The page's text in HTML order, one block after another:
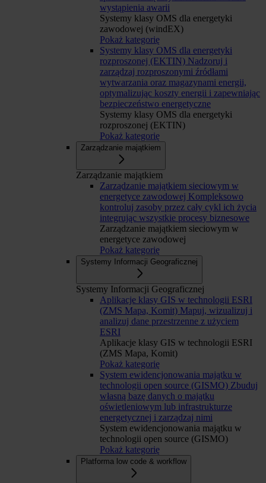
wystąpienia awarii
Systemy klasy OMS dla energetyki
zawodowej (windEX)
Pokaż kategorię
Systemy klasy OMS dla energetyki
rozproszonej (EKTIN) Nadzoruj i
zarządzaj rozproszonymi źródłami
wytwarzania oraz magazynami energii,
optymalizując koszty energii i zapewniając
bezpieczeństwo energetyczne
Systemy klasy OMS dla energetyki
rozproszonej (EKTIN)
Pokaż kategorię
Zarządzanie majątkiem
Zarządzanie majątkiem
Zarządzanie majątkiem sieciowym w
energetyce zawodowej Kompleksowo
kontroluj zasoby przez cały cykl ich życia
integrując wszystkie procesy biznesowe
Zarządzanie majątkiem sieciowym w
energetyce zawodowej
Pokaż kategorię
Systemy Informacji Geograficznej
Systemy Informacji Geograficznej
Aplikacje klasy GIS w technologii ESRI
(ZMS Mapa, Komit) Mapuj, wizualizuj i
analizuj dane przestrzenne z użyciem
ESRI
Aplikacje klasy GIS w technologii ESRI
(ZMS Mapa, Komit)
Pokaż kategorię
System ewidencjonowania majątku w
technologii open source (GISMO) Zbuduj
własną bazę danych o majątku
oświetleniowym lub infrastrukturze
energetycznej i zarządzaj nimi
System ewidencjonowania majątku w
technologii open source (GISMO)
Pokaż kategorię
Platforma low code & workflow